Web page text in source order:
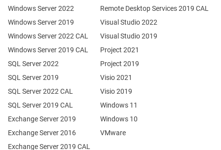
Windows Server 2022
Windows Server 2019
Exchange Server 2019
Exchange Server 2016
SQL Server 2022
SQL Server 2019
Windows Server 2022 CAL
Windows Server 2019 CAL
SQL Server 2022 CAL
SQL Server 2019 CAL
Remote Desktop Services 2019 CAL
Exchange Server 2019 CAL
Visual Studio 2022
Visual Studio 2019
Project 2021
Project 2019
Visio 2021
Visio 2019
Windows 11
Windows 10
VMware